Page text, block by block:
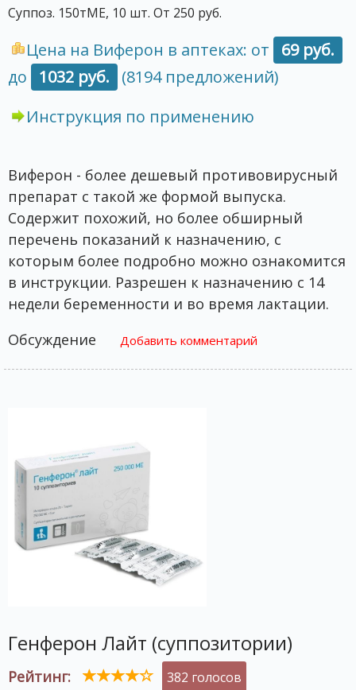
Суппоз. 150тМЕ, 10 шт. От 250 руб.
Цена на Виферон в аптеках: от
69 руб.
до
1032 руб.
(8194 предложений)
Инструкция по применению
Виферон - более дешевый противовирусный
препарат с такой же формой выпуска.
Содержит похожий, но более обширный
перечень показаний к назначению, с
которым более подробно можно ознакомится
в инструкции. Разрешен к назначению с 14
недели беременности и во время лактации.
Обсуждение
Добавить комментарий
Генферон Лайт (суппозитории)
Рейтинг: 382 голосов